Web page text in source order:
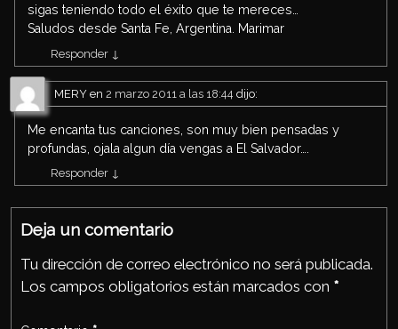
sigas teniendo todo el éxito que te mereces…
Saludos desde Santa Fe, Argentina. Marimar
Responder ↓
MERY en 2 marzo 2011 a las 18:44 dijo:
Me encanta tus canciones, son muy bien pensadas y
profundas, ojala algun día vengas a El Salvador….
Responder ↓
Deja un comentario
Tu dirección de correo electrónico no será publicada.
Los campos obligatorios están marcados con *